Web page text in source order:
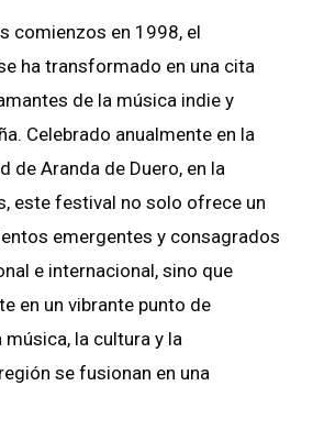
comienzos en 1998, el
ha transformado en una cita
de la música indie y
Celebrado anualmente en la
de Aranda de Duero, en la
este festival no solo ofrece un
emergentes y consagrados
e internacional, sino que
en un vibrante punto de
la cultura y la
se fusionan en una